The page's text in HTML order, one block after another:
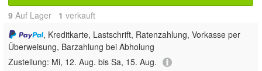
9 Auf Lager 1 verkauft
, Kreditkarte, Lastschrift, Ratenzahlung, Vorkasse per
Überweisung, Barzahlung bei Abholung
Zustellung: Mi, 12. Aug. bis Sa, 15. Aug.